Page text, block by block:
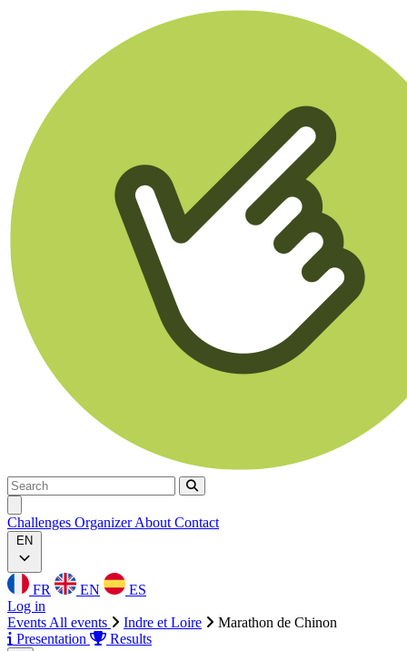
Search
Search
Challenges OrganizerAbout Contact
EN
FR EN
ES
Log in
Events All events Indre et Loire
Marathon de Chinon
Presentation
Results